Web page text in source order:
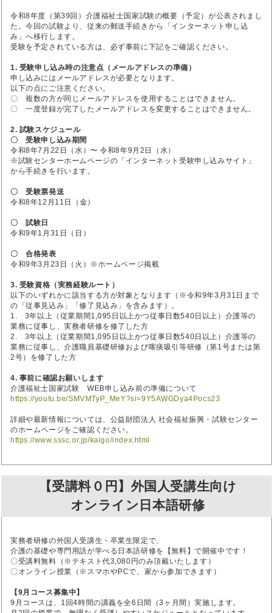
令和8年度（第39回）介護福祉士国家試験の概要（予定）が公表されまし
た。今回の試験より、従来の郵送手続きから「インターネット申し込
み」へ移行します。
受験を予定されている方は、必ず事前に下記をご確認ください。
1. 受験申し込み時の注意点（メールアドレスの準備）
申し込みにはメールアドレスが必要となります。
以下の点にご注意ください。
〇 複数の方が同じメールアドレスを使用することはできません。
〇 一度登録が完了したメールアドレスを変更することはできません。
2. 試験スケジュール
〇 受験申し込み期間
令和8年7月22日（水）〜 令和8年9月2日（水）
※試験センターホームページの「インターネット受験申し込みサイト」
から手続きを行います。
〇 受験票発送
令和8年12月11日（金）
〇 試験日
令和9年1月31日（日）
〇 合格発表
令和9年3月23日（火）※ホームページ掲載
3. 受験資格（実務経験ルート）
以下のいずれかに該当する方が対象となります（※令和9年3月31日まで
の「従事見込み」「修了見込み」を含みます）。
1. 3年以上（従業期間1,095日以上かつ従事日数540日以上）介護等の
業務に従事し、実務者研修を修了した方
2. 3年以上（従業期間1,095日以上かつ従事日数540日以上）介護等の
業務に従事し、介護職員基礎研修および喀痰吸引等研修（第1号または第
2号）を修了した方
4. 事前に確認お願いします
介護福祉士国家試験 WEB申し込み前の準備について
https://youtu.be/SMVMTyP_MeY?si=9Y5AWGDya4Pocs23
詳細や最新情報については、公益財団法人 社会福祉振興・試験センター
のホームページをご確認ください。
https://www.sssc.or.jp/kaigo/index.html
【受講料０円】外国人受講生向け
オンライン日本語研修
実務者研修の外国人受講生・卒業生限定で、
介護の基礎や専門用語が学べる日本語研修を【無料】で開催中です！
〇受講料無料（※テキスト代3,080円のみ頂戴いたします）
〇オンライン授業（※スマホやPCで、家から参加できます）
【9月コース募集中】
9月コースは、1回4時間の講義を全6日間（3ヶ月間）実施します。